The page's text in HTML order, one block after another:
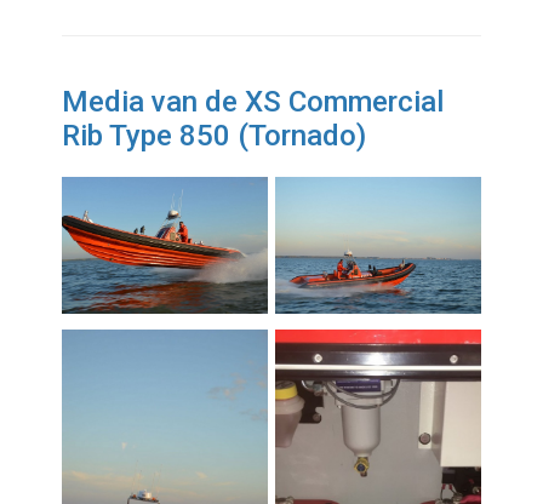
Media van de XS Commercial
Rib Type 850 (Tornado)